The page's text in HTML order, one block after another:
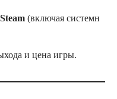
(включая системн
и цена игры.